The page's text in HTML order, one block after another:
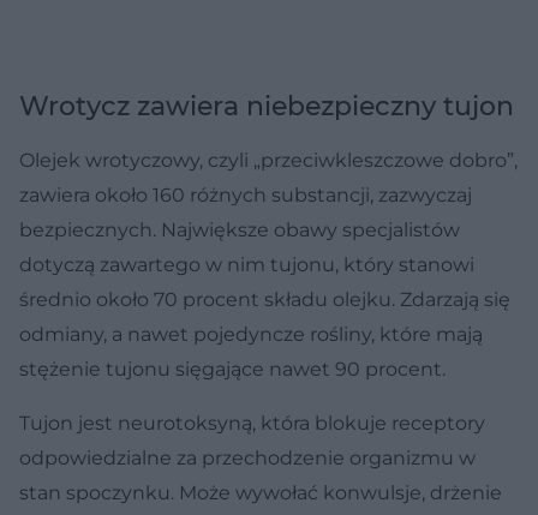
Wrotycz zawiera niebezpieczny tujon
Olejek wrotyczowy, czyli „przeciwkleszczowe dobro”,
zawiera około 160 różnych substancji, zazwyczaj
bezpiecznych. Największe obawy specjalistów
dotyczą zawartego w nim tujonu, który stanowi
średnio około 70 procent składu olejku. Zdarzają się
odmiany, a nawet pojedyncze rośliny, które mają
stężenie tujonu sięgające nawet 90 procent.
Tujon jest neurotoksyną, która blokuje receptory
odpowiedzialne za przechodzenie organizmu w
stan spoczynku. Może wywołać konwulsje, drżenie